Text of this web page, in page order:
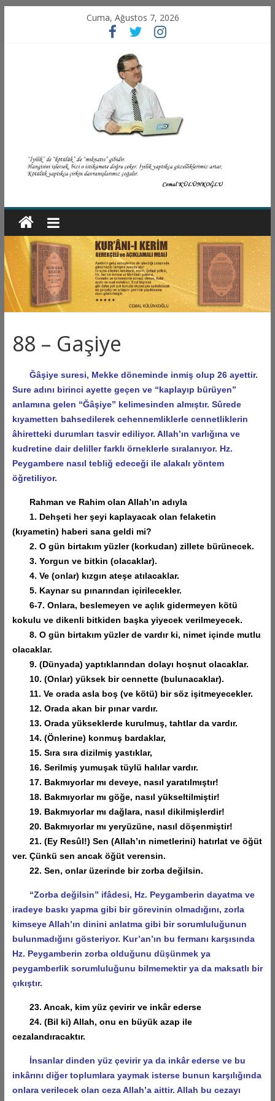
Cuma, Ağustos 7, 2026
88 – Gaşiye
Ğâşiye suresi, Mekke döneminde inmiş olup 26 ayettir.
Sure adını birinci ayette geçen ve “kaplayıp bürüyen”
anlamına gelen “Ğâşiye” kelimesinden almıştır. Sûrede
kıyametten bahsedilerek cehennemliklerle cennetliklerin
âhiretteki durumları tasvir ediliyor. Allah’ın varlığına ve
kudretine dair deliller farklı örneklerle sıralanıyor. Hz.
Peygambere nasıl tebliğ edeceği ile alakalı yöntem
öğretiliyor.
Rahman ve Rahim olan Allah’ın adıyla
1. Dehşeti her şeyi kaplayacak olan felaketin
(kıyametin) haberi sana geldi mi?
2. O gün birtakım yüzler (korkudan) zillete bürünecek.
3. Yorgun ve bitkin (olacaklar).
4. Ve (onlar) kızgın ateşe atılacaklar.
5. Kaynar su pınarından içirilecekler.
6-7. Onlara, beslemeyen ve açlık gidermeyen kötü
kokulu ve dikenli bitkiden başka yiyecek verilmeyecek.
8. O gün birtakım yüzler de vardır ki, nimet içinde mutlu
olacaklar.
9. (Dünyada) yaptıklarından dolayı hoşnut olacaklar.
10. (Onlar) yüksek bir cennette (bulunacaklar).
11. Ve orada asla boş (ve kötü) bir söz işitmeyecekler.
12. Orada akan bir pınar vardır.
13. Orada yükseklerde kurulmuş, tahtlar da vardır.
14. (Önlerine) konmuş bardaklar,
15. Sıra sıra dizilmiş yastıklar,
16. Serilmiş yumuşak tüylü halılar vardır.
17. Bakmıyorlar mı deveye, nasıl yaratılmıştır!
18. Bakmıyorlar mı göğe, nasıl yükseltilmiştir!
19. Bakmıyorlar mı dağlara, nasıl dikilmişlerdir!
20. Bakmıyorlar mı yeryüzüne, nasıl döşenmiştir!
21. (Ey Resûl!) Sen (Allah’ın nimetlerini) hatırlat ve öğüt
ver. Çünkü sen ancak öğüt verensin.
22. Sen, onlar üzerinde bir zorba değilsin.
“Zorba değilsin” ifâdesi, Hz. Peygamberin dayatma ve
iradeye baskı yapma gibi bir görevinin olmadığını, zorla
kimseye Allah’ın dinini anlatma gibi bir sorumluluğunun
bulunmadığını gösteriyor. Kur’an’ın bu fermanı karşısında
Hz. Peygamberin zorba olduğunu düşünmek ya
peygamberlik sorumluluğunu bilmemektir ya da maksatlı bir
çıkıştır.
23. Ancak, kim yüz çevirir ve inkâr ederse
24. (Bil ki) Allah, onu en büyük azap ile
cezalandıracaktır.
İnsanlar dinden yüz çevirir ya da inkâr ederse ve bu
inkârını diğer toplumlara yaymak isterse bunun karşılığında
onlara verilecek olan ceza Allah’a aittir. Allah bu cezayı